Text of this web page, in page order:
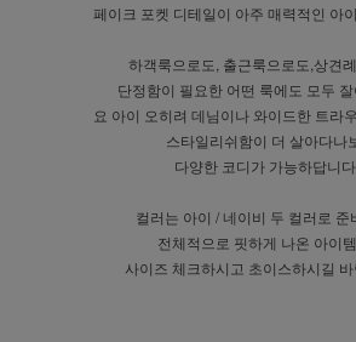
페이크 포켓 디테일이 아주 매력적인 아
하객룩으로도, 출근룩으로도,상견
단정함이 필요한 어떤 룩에도 모두
요 아이 오히려 데님이나 와이드한 트라
스타일리쉬함이 더 살아다나
다양한 코디가 가능하답니
컬러는 아이 / 네이비 두 컬러로 준
전체적으로 핏하게 나온 아이
사이즈 체크하시고 초이스하시길